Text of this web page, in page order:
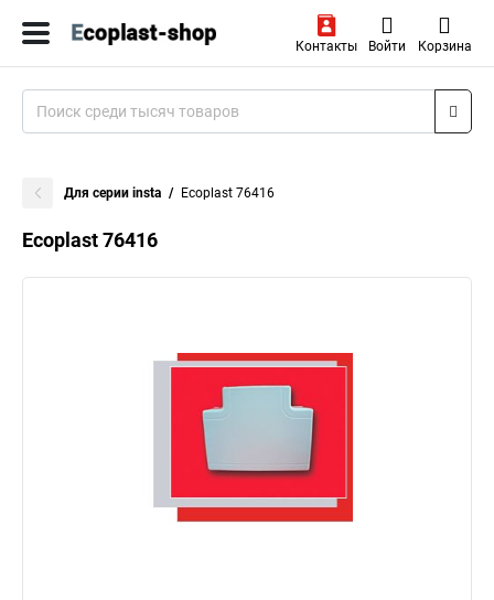
Контакты Войти Корзина
Для серии insta Ecoplast 76416
Ecoplast 76416